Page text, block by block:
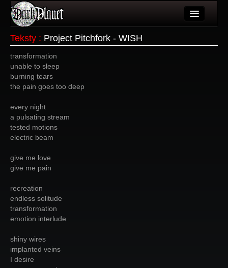
Wydarzenia
Galeria
Forum
Więcej
Teksty : Project Pitchfork - WISH
transformation
unable to sleep
burning tears
the pain goes too deep
every night
a pulsating stream
tested motions
electric beam
give me love
give me pain
recreation
endless solitude
transformation
emotion interlude
shiny wires
implanted veins
I desire